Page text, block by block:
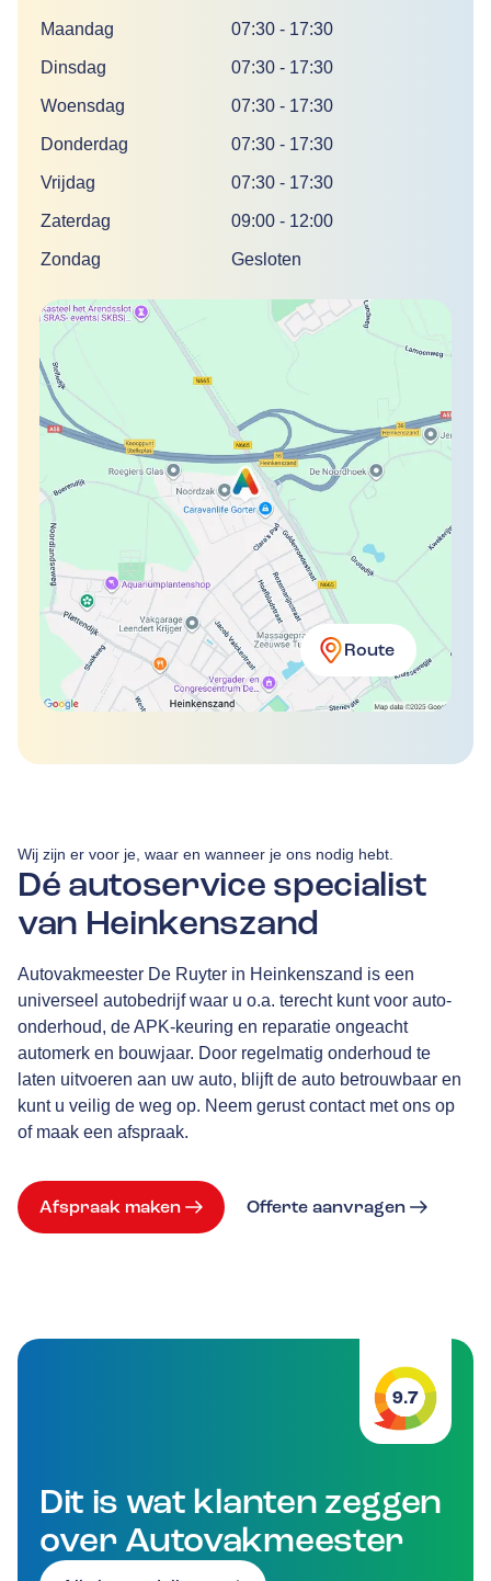
DagTijd
Maandag 07:30 - 17:30
Dinsdag 07:30 - 17:30
Woensdag 07:30 - 17:30
Donderdag 07:30 - 17:30
Vrijdag 07:30 - 17:30
Zaterdag 09:00 - 12:00
Zondag Gesloten
Route
Dé autoservice specialist
van Heinkenszand
Wij zijn er voor je, waar en wanneer je ons nodig hebt.
Autovakmeester De Ruyter in Heinkenszand is een
universeel autobedrijf waar u o.a. terecht kunt voor auto-
onderhoud, de APK-keuring en reparatie ongeacht
automerk en bouwjaar. Door regelmatig onderhoud te
laten uitvoeren aan uw auto, blijft de auto betrouwbaar en
kunt u veilig de weg op. Neem gerust contact met ons op
of maak een afspraak.
Afspraak maken Offerte aanvragen
9.7
Dit is wat klanten zeggen
over Autovakmeester